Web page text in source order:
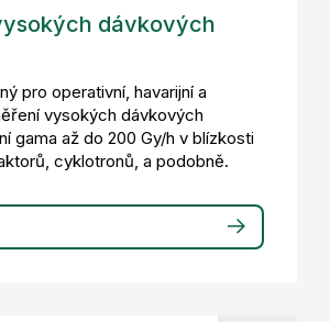
dávkových
pro operativní, havarijní a
vysokých dávkových
gama až do 200 Gy/h v blízkosti
cyklotronů, a podobně.